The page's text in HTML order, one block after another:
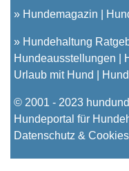
» Hundemagazin
» Hundehaltung
Hundeausstellungen
Urlaub mit Hund
© 2001 - 2023 hundund
Hundeportal für
Datenschutz & Cookies